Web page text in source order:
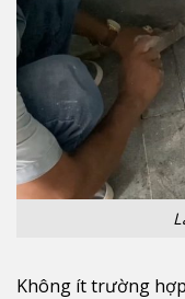
Không ít trường